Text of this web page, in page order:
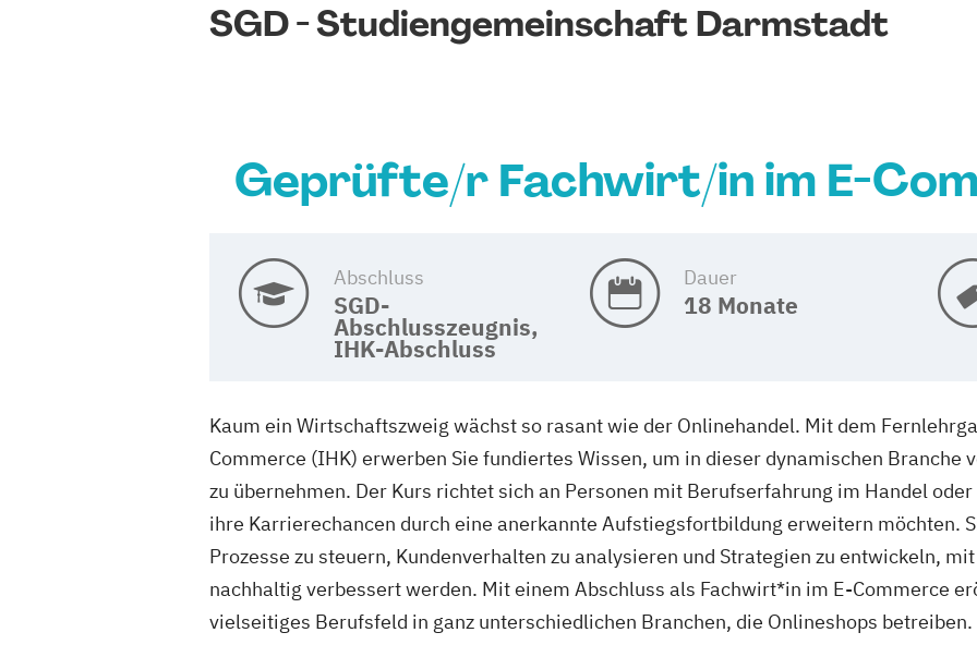
SGD - Studiengemeinschaft Darmstadt
Geprüfte/r Fachwirt/in im E-
Abschluss
SGD-
Abschlusszeugnis,
IHK-Abschluss
Dauer
18 Monate
Kaum ein Wirtschaftszweig wächst so rasant wie der Onlinehandel. Mit dem
Commerce (IHK) erwerben Sie fundiertes Wissen, um in dieser dynamischen Branche
zu übernehmen. Der Kurs richtet sich an Personen mit Berufserfahrung im Handel
ihre Karrierechancen durch eine anerkannte Aufstiegsfortbildung erweitern möchten.
Prozesse zu steuern, Kundenverhalten zu analysieren und Strategien zu entwickeln,
nachhaltig verbessert werden. Mit einem Abschluss als Fachwirt*in im E-Commerce
vielseitiges Berufsfeld in ganz unterschiedlichen Branchen, die Onlineshops betreiben.